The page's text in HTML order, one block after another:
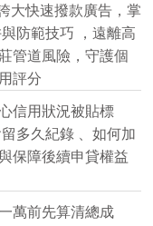
大快速撥款廣告，掌
防範技巧 ，遠離高
管道風險，守護個
評分
信用狀況被貼標
多久紀錄 、如何加
保障後續申貸權益
萬前先算清總成